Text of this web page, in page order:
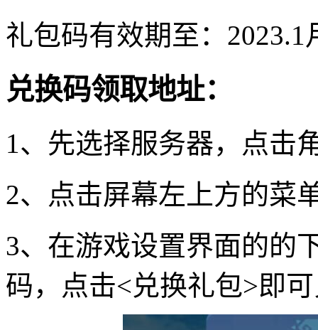
礼包码有效期至：2023.1
兑换码领取地址：
1、先选择服务器，点击
2、点击屏幕左上方的菜
3、在游戏设置界面的的
码，点击<兑换礼包>即